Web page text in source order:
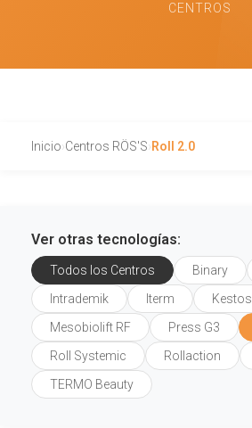
CENTROS
Inicio›Centros RÖS'S›Roll 2.0
Ver otras tecnologías:
Todos los Centros Binary
Intrademik
Iterm
Kestos
Mesobiolift RF
Press G3
Roll Systemic
Rollaction
TERMO Beauty